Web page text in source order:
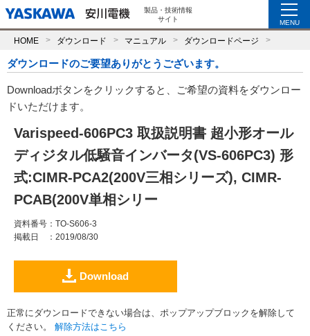
製品・技術情報
サイト
MENU
HOME ダウンロード マニュアル ダウンロードページ
ダウンロードのご要望ありがとうございます。
Downloadボタンをクリックすると、ご希望の資料をダウンロー
ドいただけます。
Varispeed-606PC3 取扱説明書 超小形オール
ディジタル低騒音インバータ(VS-606PC3) 形
式:CIMR-PCA2(200V三相シリーズ), CIMR-
PCAB(200V単相シリー
資料番号 ：TO-S606-3
掲載日
：2019/08/30
Download
正常にダウンロードできない場合は、ポップアップブロックを解除して
ください。 解除方法はこちら